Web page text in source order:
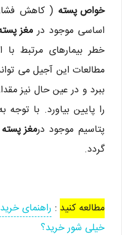
خواص پسته ( کاهش
اساسی موجود در مغز
خطر بیمارهای مرتبط
مطالعات این آجیل می
ببرد و در عین حال نیز
را پایین بیاورد. با توجه
پتاسیم موجود درمغز پسته
گردد.
مطالعه کنید : راهنمای
خیلی شور خرید؟